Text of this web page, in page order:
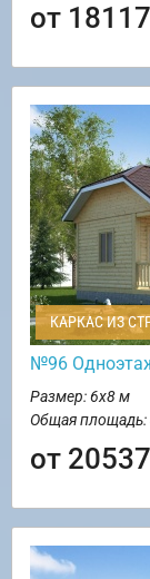
от
КАРКАС ИЗ
№96
Размер: 6х8 м
Общая площадь:
от